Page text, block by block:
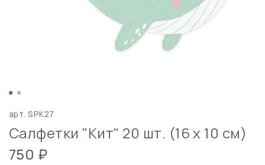
арт.SPK27
Салфетки "Кит" 20 шт. (16 х 10 см)
750 ₽